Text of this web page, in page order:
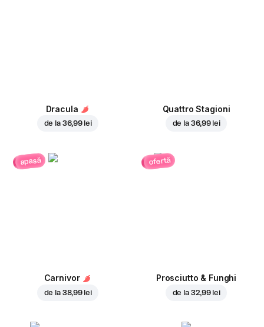
Dracula
de la 36,99 lei
Quattro Stagioni
de la 36,99 lei
apasă
Carnivor
de la 38,99 lei
ofertă
Prosciutto & Funghi
de la 32,99 lei